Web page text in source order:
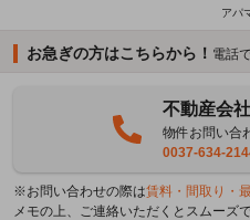
アパ
お急ぎの方はこちらから！ 電話
不動産会
物件お問い合
0037-634-
※お問い合わせの際は賃料・間取り・
メモの上、ご連絡いただくとスムーズで